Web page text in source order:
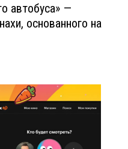
автобуса» —
основанного на